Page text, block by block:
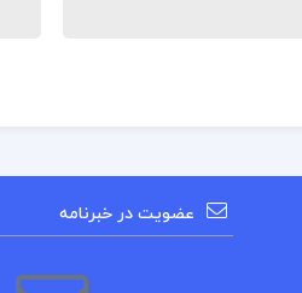
عضویت در خبرنامه